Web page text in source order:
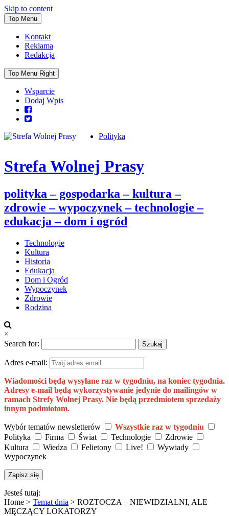
Skip to content
Top Menu
Kontakt
Reklama
Redakcja
Top Menu Right
Wsparcie
Dodaj Wpis
Strefa Wolnej Prasy
polityka – gospodarka – kultura –
zdrowie – wypoczynek – technologie –
edukacja – dom i ogród
Polityka
Technologie
Kultura
Historia
Edukacja
Dom i Ogród
Wypoczynek
Zdrowie
Rodzina
×
Search for:
Adres e-mail:
Wiadomości będą wysyłane raz w tygodniu, na koniec tygodnia.
Adresy e-mail będą wykorzystywanie jedynie do mailingów w
ramach Strefy Wolnej Prasy. Nie będą przedmiotem sprzedaży
innym podmiotom.
Wybór tematów newsletterów
Wszystkie raz w tygodniu
Polityka
Firma Świat Technologie
Zdrowie
Kultura
Wiedza Felietony Live!
Wywiady
Wypoczynek
Jesteś tutaj:
Home > Temat dnia > ROZTOCZA – NIEWIDZIALNI, ALE
MĘCZĄCY LOKATORZY